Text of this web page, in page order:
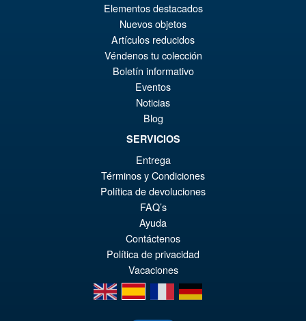
PRÉ COMMANDE
S.H.Figuarts Demon Slayer
Kimetsu no Yaiba Zenitsu
Agatsuma Action Figure
PRÉ COMMANDE
Elementos destacados
Nuevos objetos
Artículos reducidos
Véndenos tu colección
Boletín informativo
Eventos
Noticias
Blog
SERVICIOS
Entrega
Términos y Condiciones
Política de devoluciones
FAQ’s
Ayuda
Contáctenos
Política de privacidad
Vacaciones
en
es fr de